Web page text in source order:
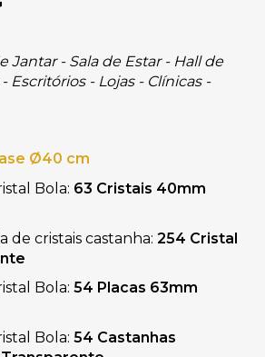
Jantar - Sala de Estar - Hall de
Escritórios - Lojas - Clínicas -
Ø40 cm
Bola: 63 Cristais 40mm
de cristais castanha: 254 Cristal
Bola: 54 Placas 63mm
Bola: 54 Castanhas